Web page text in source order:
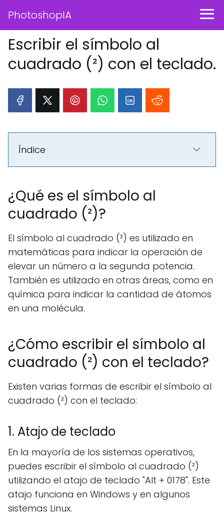
PhotoshopIA
Escribir el símbolo al
cuadrado (²) con el teclado.
Índice
¿Qué es el símbolo al
cuadrado (²)?
El símbolo al cuadrado (²) es utilizado en
matemáticas para indicar la operación de
elevar un número a la segunda potencia.
También es utilizado en otras áreas, como en
química para indicar la cantidad de átomos
en una molécula.
¿Cómo escribir el símbolo al
cuadrado (²) con el teclado?
Existen varias formas de escribir el símbolo al
cuadrado (²) con el teclado:
1. Atajo de teclado
En la mayoría de los sistemas operativos,
puedes escribir el símbolo al cuadrado (²)
utilizando el atajo de teclado "Alt + 0178". Este
atajo funciona en Windows y en algunos
sistemas Linux.